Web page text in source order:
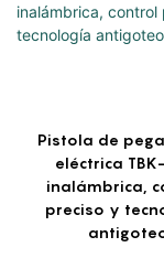
Pistola de
eléctrica
inalámbrica,
preciso y